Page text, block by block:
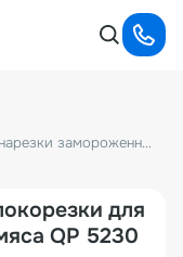
Поступление роторной блокорезки для нарезки замороженного мяса QP 5230
для
QP 5230